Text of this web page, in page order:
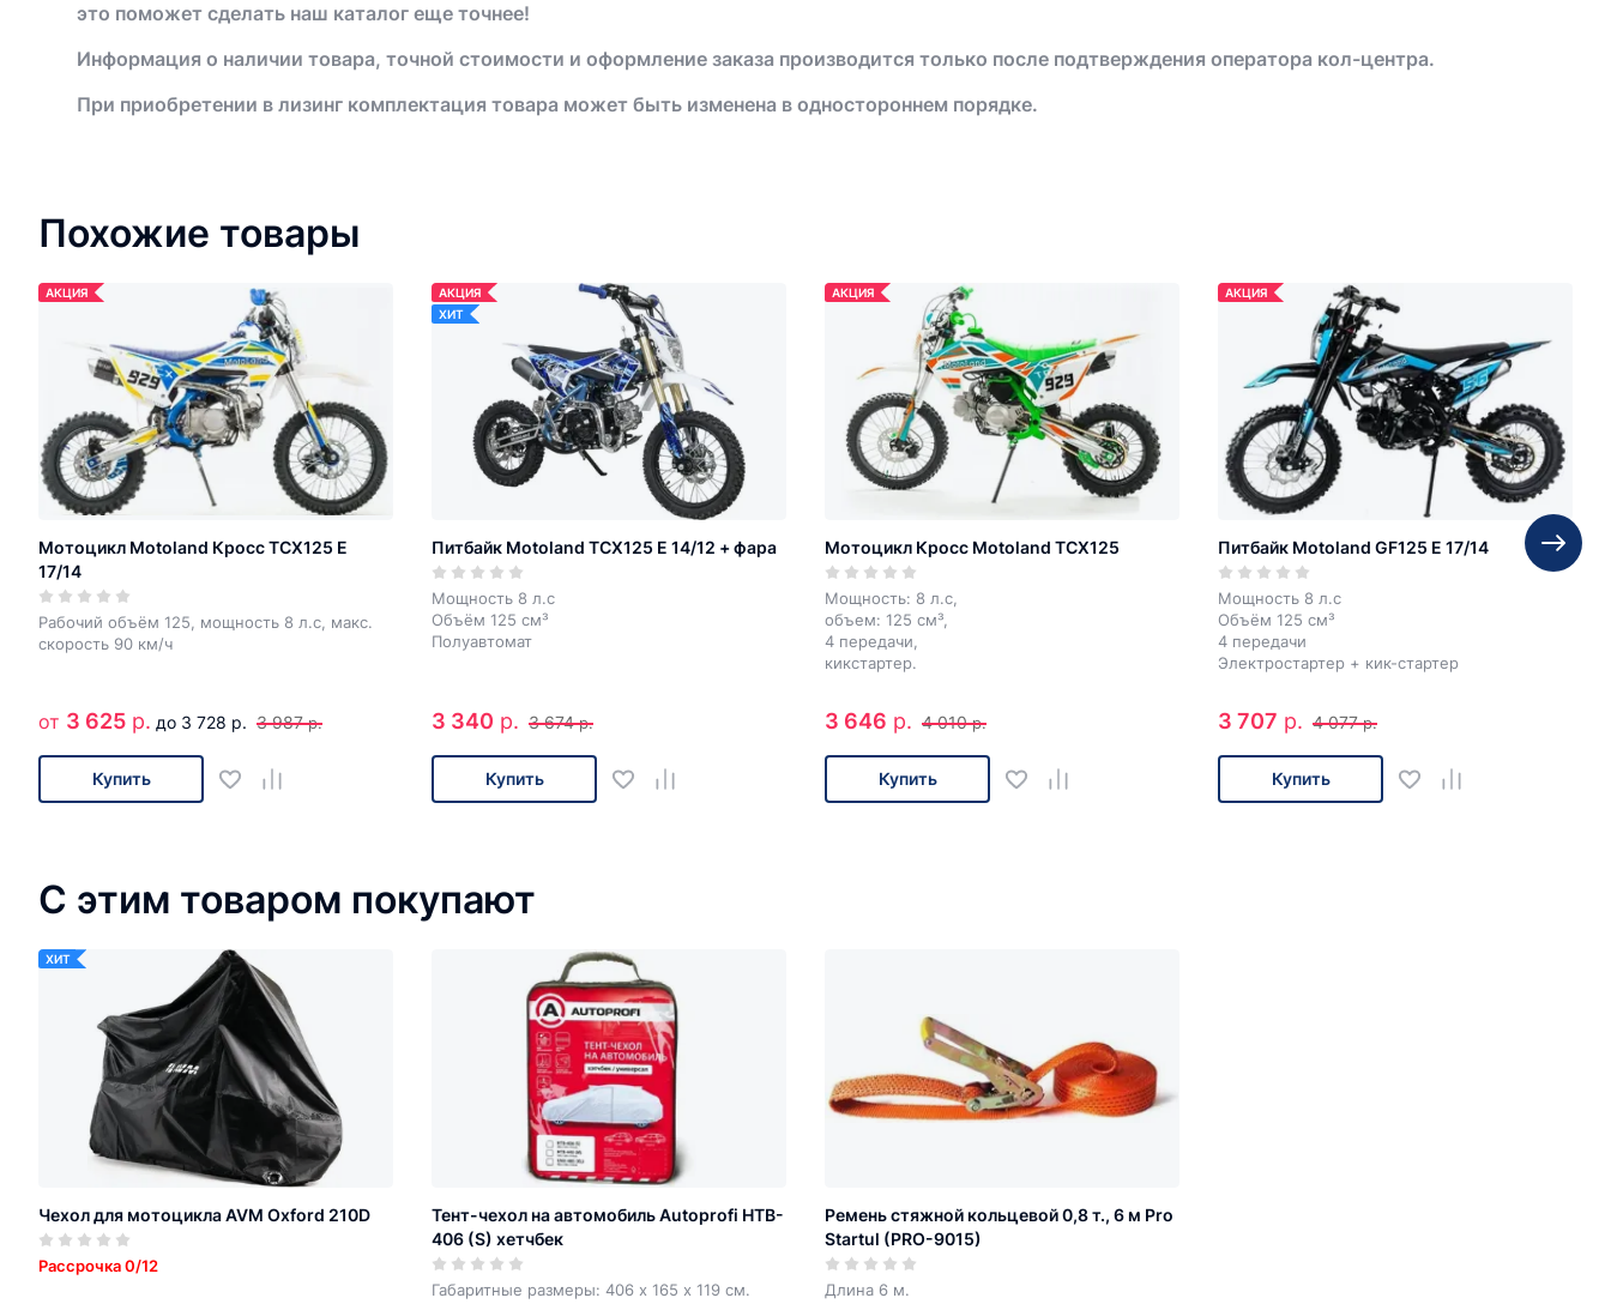
это поможет сделать наш каталог еще точнее!
Информация о наличии товара, точной стоимости и оформление заказа производится только после подтверждения оператора кол-центра.
При приобретении в лизинг комплектация товара может быть изменена в одностороннем порядке.
Похожие товары
АКЦИЯ
Мотоцикл Motoland Кросс TCX125 E
17/14
Рабочий объём 125, мощность 8 л.с, макс.
скорость 90 км/ч
от 3 625 р. до 3 728 р. 3 987 р.
Купить
АКЦИЯ
ХИТ
Питбайк Motoland TCX125 E 14/12 + фара
Мощность 8 л.с
Объём 125 см³
Полуавтомат
3 340 р. 3 674 р.
Купить
АКЦИЯ
Мотоцикл Кросс Motoland TCX125
Мощность: 8 л.с,
объем: 125 см³,
4 передачи,
кикстартер.
3 646 р. 4 010 р.
Купить
АКЦИЯ
Питбайк Motoland GF125 E 17/14
Мощность 8 л.с
Объём 125 см³
4 передачи
Электростартер + кик-стартер
3 707 р. 4 077 р.
Купить
С этим товаром покупают
ХИТ
Чехол для мотоцикла AVM Oxford 210D
Рассрочка 0/12
Тент-чехол на автомобиль Autoprofi HTB-
406 (S) хетчбек
Габаритные размеры: 406 х 165 х 119 см.
Ремень стяжной кольцевой 0,8 т., 6 м Pro
Startul (PRO-9015)
Длина 6 м.